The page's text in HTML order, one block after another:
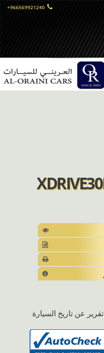
+966569921240
تقرير عن تاريخ السيارة